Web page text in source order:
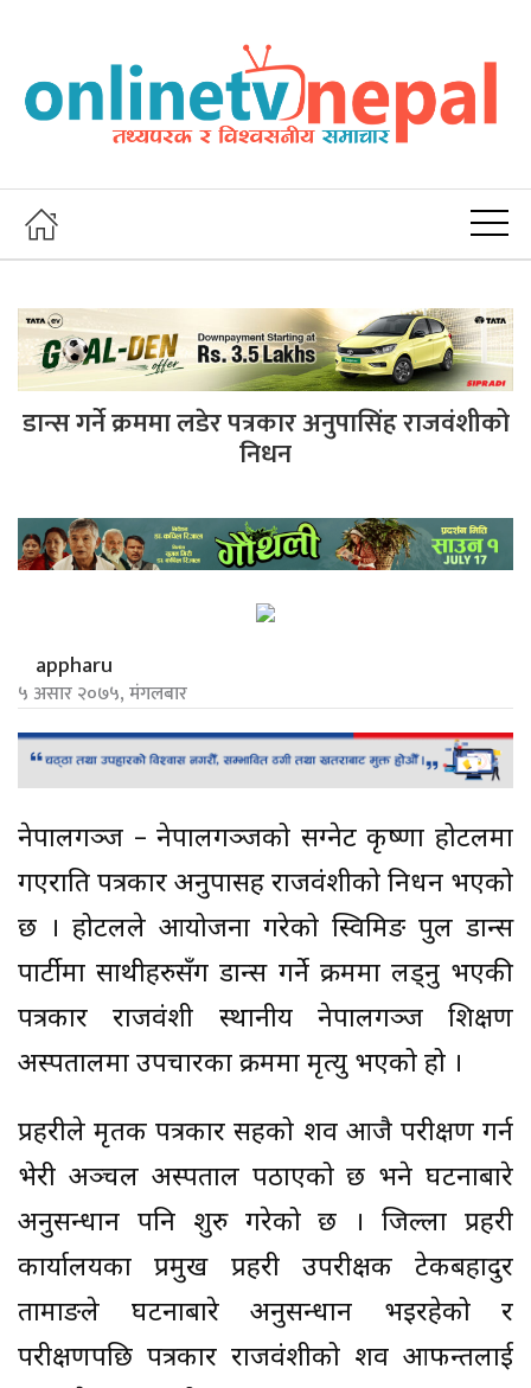
डान्स गर्ने क्रममा लडेर पत्रकार अनुपासिंह राजवंशीको
निधन
appharu
५ असार २०७५, मंगलबार
नेपालगञ्ज – नेपालगञ्जको सिंग्नेट कृष्णा होटलमा
गएराति पत्रकार अनुपासिंह राजवंशीको निधन भएको
छ । होटलले आयोजना गरेको स्विमिङ पुल डान्स
पार्टीमा साथीहरुसँग डान्स गर्ने क्रममा लड्नु भएकी
पत्रकार राजवंशी स्थानीय नेपालगञ्ज शिक्षण
अस्पतालमा उपचारका क्रममा मृत्यु भएको हो ।
प्रहरीले मृतक पत्रकार सिंहको शव आजै परीक्षण गर्न
भेरी अञ्चल अस्पताल पठाएको छ भने घटनाबारे
अनुसन्धान पनि शुरु गरेको छ । जिल्ला प्रहरी
कार्यालयका प्रमुख प्रहरी उपरीक्षक टेकबहादुर
तामाङले घटनाबारे अनुसन्धान भइरहेको र
परीक्षणपछि पत्रकार राजवंशीको शव आफन्तलाई